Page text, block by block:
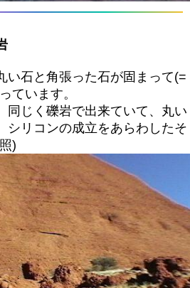
い石と角張った石が固まって(=
ています。
同じく礫岩で出来ていて、丸い
シリコンの成立をあらわしたそ
)